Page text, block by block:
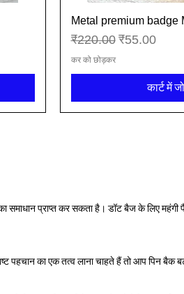
त्वरित
Metal premium badge
नियमित मूल्य
₹220.00 बिक्री मूल्य
₹55.00
कर को छोड़कर
कार्ट में
प्राप्त कर सकता है। डॉट बैज के लिए महंगी
पहचान का एक तत्व लाना चाहते हैं तो आप पिन बैक